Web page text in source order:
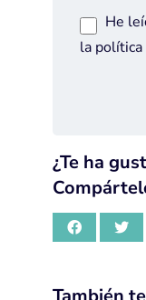
He
la política
¿Te ha